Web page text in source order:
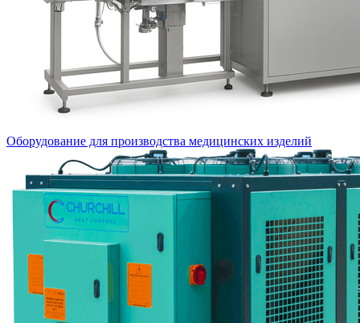
Оборудование для производства медицинских изделий